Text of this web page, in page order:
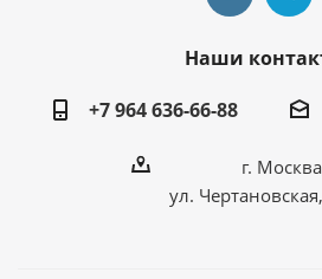
Наши
+7 964 636-66-88
г.
ул.